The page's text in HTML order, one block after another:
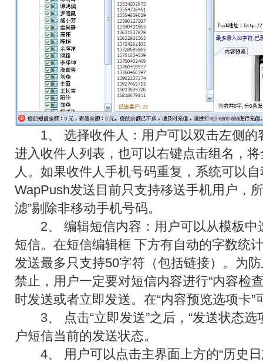
1、 选择收件人：用户可以双击左侧的
进入收件人列表，也可以右键点击组名，
人。如果收件人手机号码重复，系统可以
WapPush发送目前只支持移送手机用户，
滤”剔除非移动手机号码。
2、 编辑短信内容：用户可以从模板中
短信。在短信编辑框 下方有自动的字数统
发送最多只支持50字符（包括链接）。为
禁止，用户一定要对短信内容进行“内容检
时发送或者立即发送。在“内容预览选项卡
3、 点击“立即发送”之后，“发送状态选
户短信当前的发送状态。
4、 用户可以点击主界面上方的“历史日